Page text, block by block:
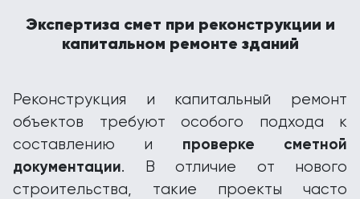
Экспертиза смет при реконструкции и
капитальном ремонте зданий
Реконструкция и капитальный ремонт
объектов требуют особого подхода к
составлению и проверке сметной
документации. В отличие от нового
строительства, такие проекты часто